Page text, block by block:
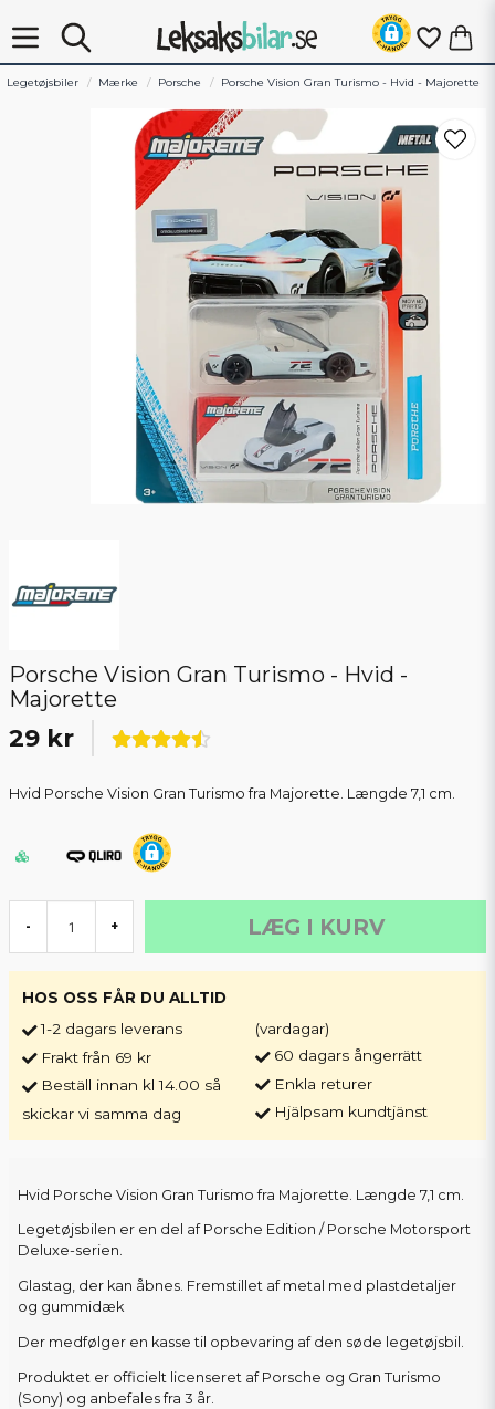
Legetøjsbiler Mærke Porsche Porsche Vision Gran Turismo - Hvid - Majorette
Porsche Vision Gran Turismo - Hvid -
Majorette
29 kr
Hvid Porsche Vision Gran Turismo fra Majorette. Længde 7,1 cm.
- + LÆG I KURV
HOS OSS FÅR DU ALLTID
1-2 dagars leverans
Frakt från 69 kr
Beställ innan kl 14.00 så
skickar vi samma dag
(vardagar)
60 dagars ångerrätt
Enkla returer
Hjälpsam kundtjänst
Hvid Porsche Vision Gran Turismo fra Majorette. Længde 7,1 cm.
Legetøjsbilen er en del af Porsche Edition / Porsche Motorsport
Deluxe-serien.
Glastag, der kan åbnes. Fremstillet af metal med plastdetaljer
og gummidæk
Der medfølger en kasse til opbevaring af den søde legetøjsbil.
Produktet er officielt licenseret af Porsche og Gran Turismo
(Sony) og anbefales fra 3 år.